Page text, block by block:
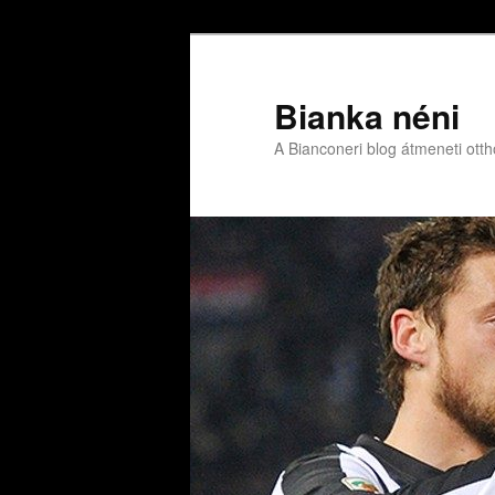
Bianka néni
A Bianconeri blog átmeneti